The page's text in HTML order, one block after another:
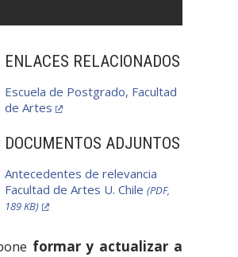
ENLACES RELACIONADOS
Escuela de Postgrado, Facultad
de Artes
DOCUMENTOS ADJUNTOS
Antecedentes de relevancia
Facultad de Artes U. Chile (PDF,
189 KB)
formar y actualizar a